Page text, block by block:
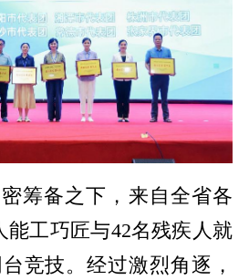
筹备之下，来自全省各
能工巧匠与42名残疾人就
竞技。经过激烈角逐，